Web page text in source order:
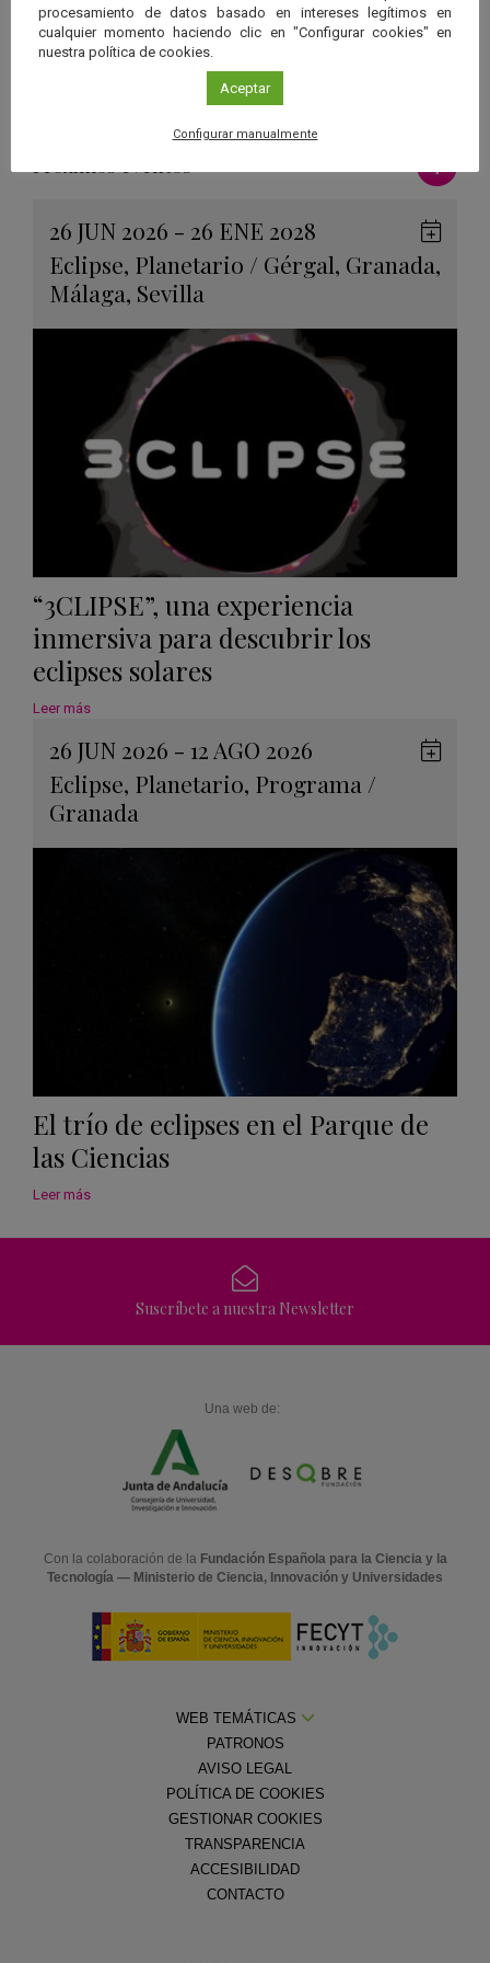
inscripciones@astrotorcal.es
www.astrotorcal.es
Más información www.astrotorcal.es
Próximos eventos
26 JUN 2026 - 26 ENE 2028
Eclipse, Planetario / Gérgal, Granada,
Málaga, Sevilla
en
“3CLIPSE”, una experiencia
inmersiva para descubrir los
eclipses solares
Leer más
26 JUN 2026 - 12 AGO 2026
Eclipse, Planetario, Programa /
Granada
El trío de eclipses en el Parque de
las Ciencias
Leer más
Suscríbete a nuestra Newsletter
Una web de:
Con la colaboración de la Fundación Española para la Ciencia y la
Tecnología — Ministerio de Ciencia, Innovación y Universidades
WEB TEMÁTICAS
PATRONOS
AVISO LEGAL
POLÍTICA DE COOKIES
GESTIONAR COOKIES
TRANSPARENCIA
ACCESIBILIDAD
CONTACTO
procesamiento de datos basado en intereses legítimos en
cualquier momento haciendo clic en "Configurar cookies" en
nuestra política de cookies.
Aceptar
Configurar manualmente